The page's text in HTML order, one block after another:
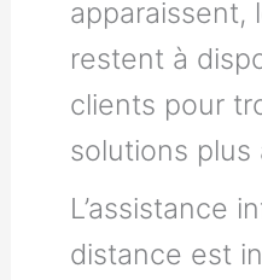
apparaissent,
restent à
clients pour
solutions plus
L’assistance
distance est